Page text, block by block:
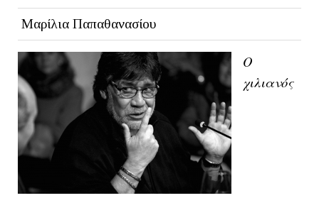
Μαρίλια Παπαθανασίου
Ο
χιλιανός